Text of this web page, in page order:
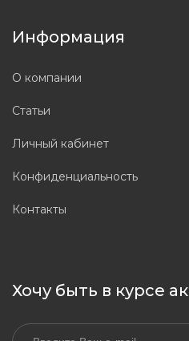
Информация
О компании
Статьи
Личный кабинет
Конфиденциальность
Контакты
Хочу быть в курсе